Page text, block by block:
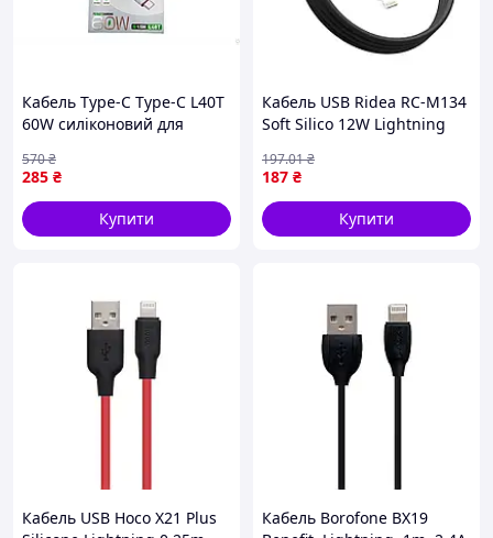
Кабель Type-C Type-C L40T
60W силіконовий для
передавання даних
м'ятний 1 5 м ТМ Gerlax
285 ₴
570₴
Купити
Кабель USB Ridea RC-M134
Soft Silico 12W Lightning
187 ₴
197.01₴
Купити
Кабель USB Hoco X21 Plus
Кабель Borofone BX19